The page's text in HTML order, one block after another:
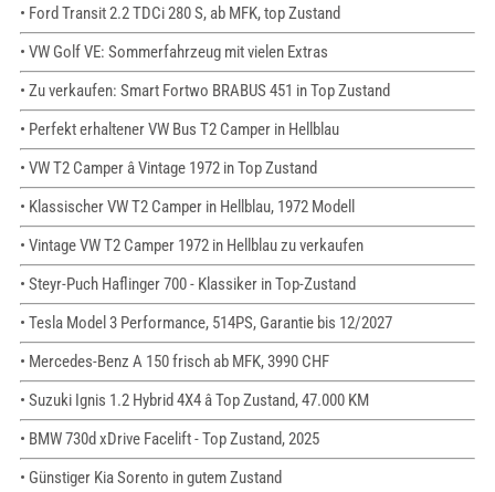
• Ford Transit 2.2 TDCi 280 S, ab MFK, top Zustand
• VW Golf VE: Sommerfahrzeug mit vielen Extras
• Zu verkaufen: Smart Fortwo BRABUS 451 in Top Zustand
• Perfekt erhaltener VW Bus T2 Camper in Hellblau
• VW T2 Camper â Vintage 1972 in Top Zustand
• Klassischer VW T2 Camper in Hellblau, 1972 Modell
• Vintage VW T2 Camper 1972 in Hellblau zu verkaufen
• Steyr-Puch Haflinger 700 - Klassiker in Top-Zustand
• Tesla Model 3 Performance, 514PS, Garantie bis 12/2027
• Mercedes-Benz A 150 frisch ab MFK, 3990 CHF
• Suzuki Ignis 1.2 Hybrid 4X4 â Top Zustand, 47.000 KM
• BMW 730d xDrive Facelift - Top Zustand, 2025
• Günstiger Kia Sorento in gutem Zustand